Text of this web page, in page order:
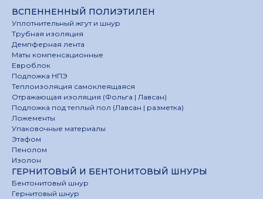
ВСПЕННЕННЫЙ ПОЛИЭТИЛЕН
Уплотнительный жгут и шнур
Трубная изоляция
Демпферная лента
Маты компенсационные
Евроблок
Подложка НПЭ
Теплоизоляция самоклеящаяся
Отражающая изоляция (Фольга | Лавсан)
Подложка под теплый пол (Лавсан | разметка)
Ложементы
Упаковочные материалы
Этафом
Пенолом
Изолон
ГЕРНИТОВЫЙ И БЕНТОНИТОВЫЙ ШНУРЫ
Бентонитовый шнур
Гернитовый шнур